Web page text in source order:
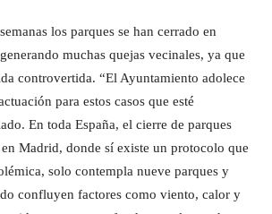
los parques se han cerrado en
muchas quejas vecinales, ya que
controvertida. “El Ayuntamiento adolece
para estos casos que esté
En toda España, el cierre de parques
Madrid, donde sí existe un protocolo que
solo contempla nueve parques y
confluyen factores como viento, calor y